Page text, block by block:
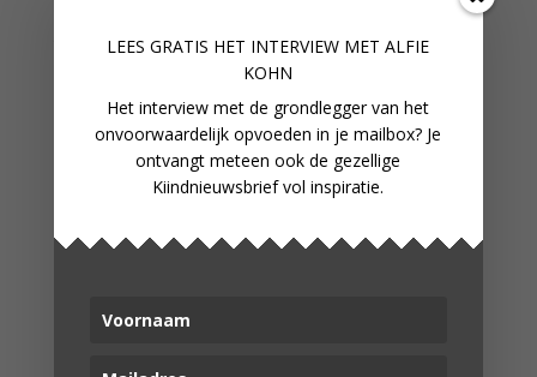
VERDER LEZEN
LEES GRATIS HET INTERVIEW MET ALFIE
KOHN
Het interview met de grondlegger van het
onvoorwaardelijk opvoeden in je mailbox? Je
ontvangt meteen ook de gezellige
Kiindnieuwsbrief vol inspiratie.